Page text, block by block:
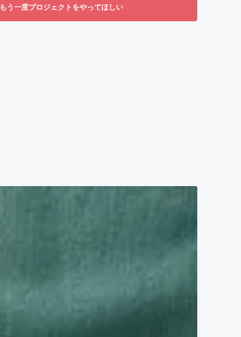
もう一度プロジェクトをやってほしい